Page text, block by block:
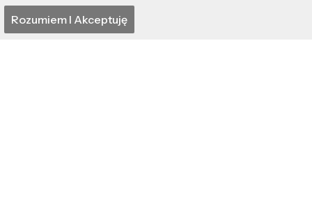
"Odyseja" – Itaka
smutna taka…
Rozumiem I Akceptuję